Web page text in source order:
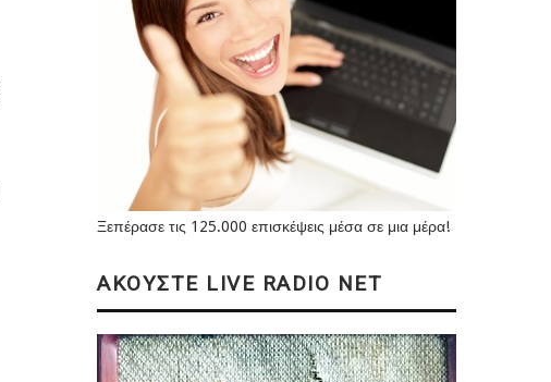
Ξεπέρασε τις 125.000 επισκέψεις μέσα σε μια μέρα!
ΑΚΟΥΣΤΕ LIVE RADIO NET